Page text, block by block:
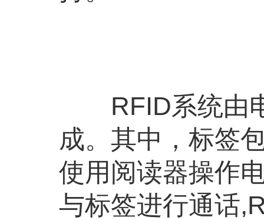
RFID系统由电
成。其中，标签
使用阅读器操作
与标签进行通话